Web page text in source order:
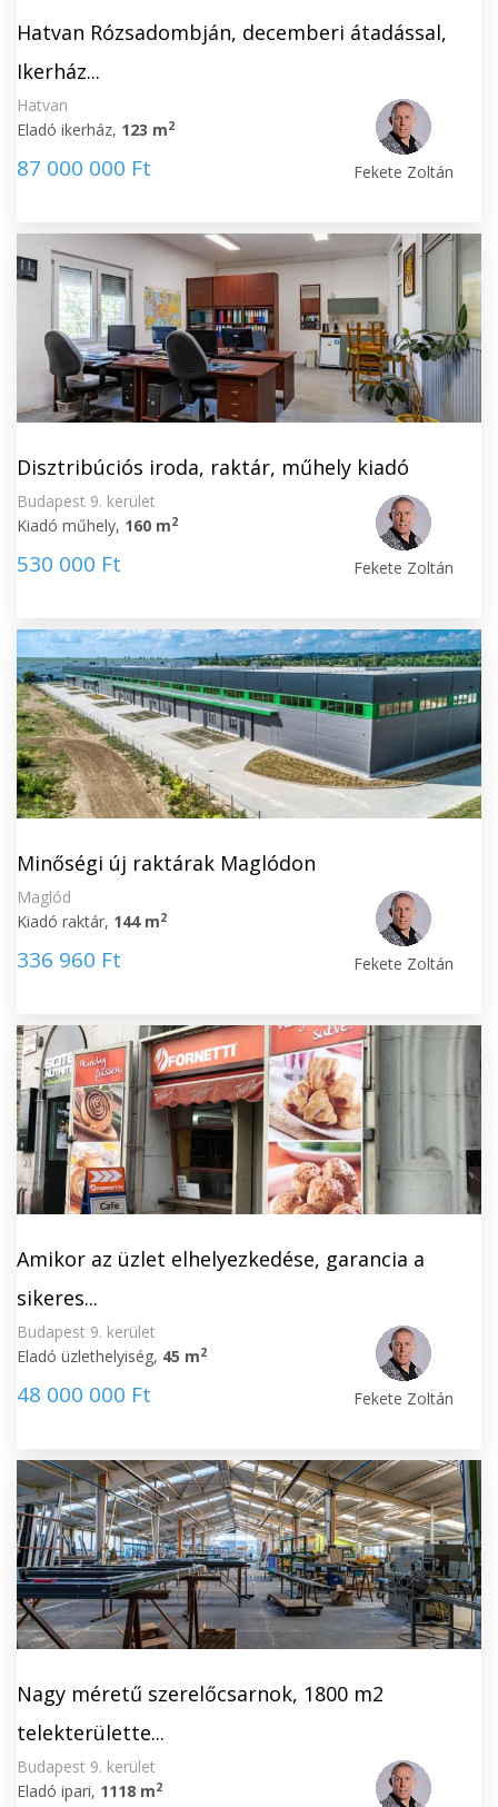
Hatvan Rózsadombján, decemberi átadással,
Ikerház...
Hatvan
Eladó ikerház, 123 m2
87 000 000 Ft Fekete Zoltán
Disztribúciós iroda, raktár, műhely kiadó
Budapest 9. kerület
Kiadó műhely, 160 m2
530 000 Ft Fekete Zoltán
Minőségi új raktárak Maglódon
Maglód
Kiadó raktár, 144 m2
336 960 Ft Fekete Zoltán
Amikor az üzlet elhelyezkedése, garancia a
sikeres...
Budapest 9. kerület
Eladó üzlethelyiség, 45 m2
48 000 000 Ft Fekete Zoltán
Nagy méretű szerelőcsarnok, 1800 m2
telekterülette...
Budapest 9. kerület
Eladó ipari, 1118 m2